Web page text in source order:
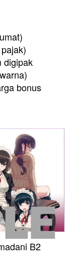
digipak
bonus
B2